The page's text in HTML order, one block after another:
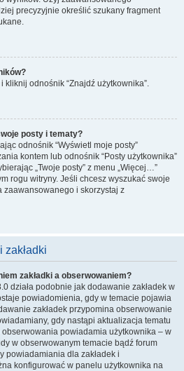
precyzyjnie określić szukany fragment
kliknij odnośnik “Znajdź użytkownika”.
posty i tematy?
odnośnik “Wyświetl moje posty”
kontem lub odnośnik “Posty użytkownika”
„Twoje posty” z menu „Więcej…”
rogu witryny. Jeśli chcesz wyszukać swoje
zaawansowanego i skorzystaj z
zakładki
zakładki a obserwowaniem?
działa podobnie jak dodawanie zakładek w
powiadomienia, gdy w temacie pojawia
zakładek przypomina obserwowanie
gdy nastąpi aktualizacja tematu
powiadamia użytkownika – w
w obserwowanym temacie bądź forum
powiadamiania dla zakładek i
konfigurować w panelu użytkownika na